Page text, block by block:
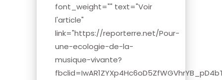
font_weight="" text="Voir
l'article"
link="https://reporterre.net/Pour-
une-ecologie-de-la-
musique-vivante?